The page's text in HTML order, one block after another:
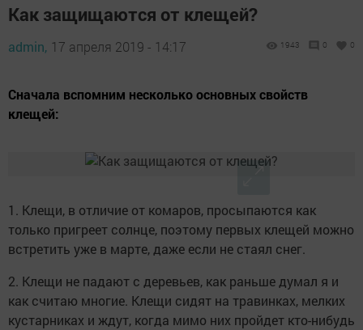
Как защищаются от клещей?
admin, 17 апреля 2019 - 14:17 1943 0 0
Сначала вспомним несколько основных свойств
клещей:
1. Клещи, в отличие от комаров, просыпаются как
только пригреет солнце, поэтому первых клещей можно
встретить уже в марте, даже если не стаял снег.
2. Клещи не падают с деревьев, как раньше думал я и
как считаю многие. Клещи сидят на травинках, мелких
кустарниках и ждут, когда мимо них пройдет кто-нибудь